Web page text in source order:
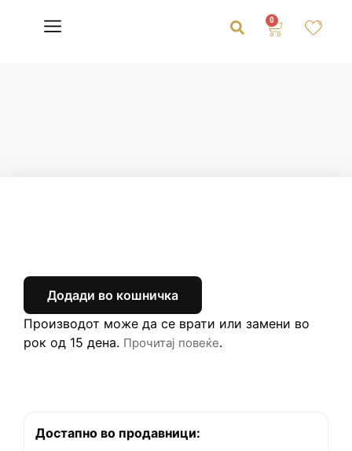
0
Додади во кошничка
Производот може да се врати или замени во
рок од 15 дена. Прочитај повеќе.
Достапно во продавници: